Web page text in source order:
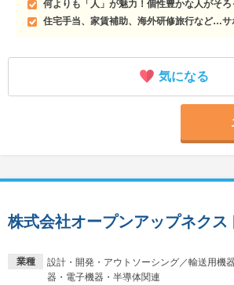
何よりも「人」が魅力！個性豊かな人がそろ
住宅手当、家賃補助、海外研修旅行など…サ
気になる
業種
設計・開発・アウトソーシング／輸送用機
器・電子機器・半導体関連
株式会社オープンアップネクス